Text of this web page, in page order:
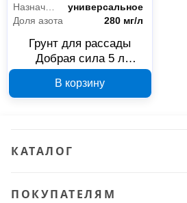
универсальное
Доля азота
280 мг/л
Грунт для рассады
Добрая сила 5 л
В корзину
КАТАЛОГ
ПОКУПАТЕЛЯМ